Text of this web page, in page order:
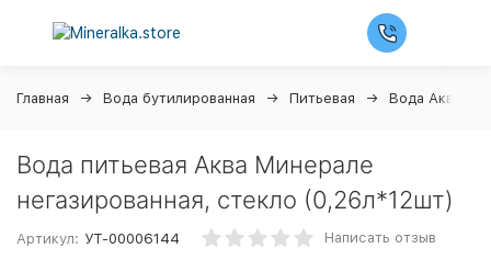
Главная Вода бутилированная Питьевая Вода Аква
Вода питьевая Аква Минерале
негазированная, стекло (0,26л*12шт)
Артикул: УТ-00006144 Написать отзыв